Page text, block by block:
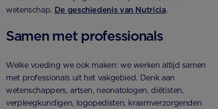
wetenschap. De geschiedenis van Nutricia.
Samen met professionals
Welke voeding we ook maken: we werken altijd samen
met professionals uit het vakgebied. Denk aan
wetenschappers, artsen, neonatologen, diëtisten,
verpleegkundigen, logopedisten, kraamverzorgenden